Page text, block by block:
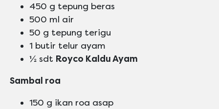
450 g tepung beras
500 ml air
50 g tepung terigu
1 butir telur ayam
½ sdt Royco Kaldu Ayam
Sambal roa
150 g ikan roa asap